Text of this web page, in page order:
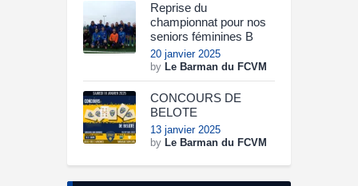
Reprise du
championnat pour nos
seniors féminines B
20 janvier 2025
by Le Barman du FCVM
CONCOURS DE
BELOTE
13 janvier 2025
by Le Barman du FCVM